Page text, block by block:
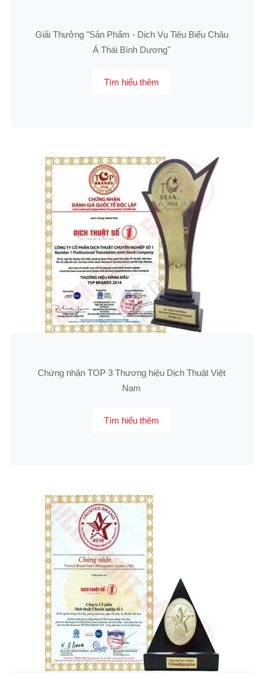
Giải Thưởng "Sản Phẩm - Dịch Vụ Tiêu Biểu Châu
Á Thái Bình Dương"
Tìm hiểu thêm
Chứng nhận TOP 3 Thương hiệu Dịch Thuật Việt
Nam
Tìm hiểu thêm